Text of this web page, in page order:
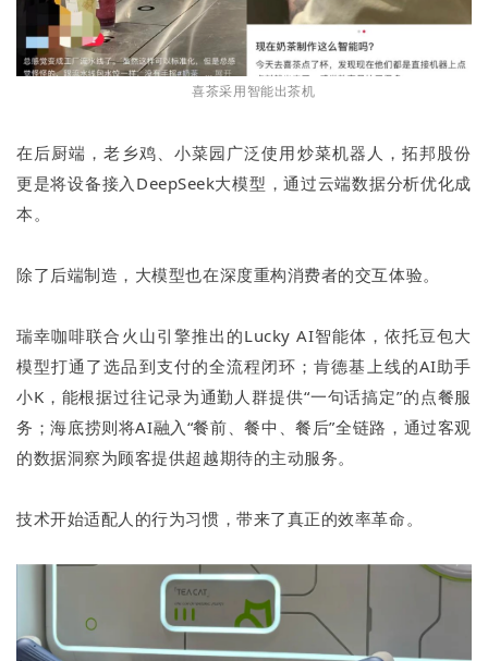
喜茶采用智能出茶机
在后厨端，老乡鸡、小菜园广泛使用炒菜机器人，拓邦股份
更是将设备接入DeepSeek大模型，通过云端数据分析优化成
本。
除了后端制造，大模型也在深度重构消费者的交互体验。
瑞幸咖啡联合火山引擎推出的Lucky AI智能体，依托豆包大
模型打通了选品到支付的全流程闭环；肯德基上线的AI助手
小K，能根据过往记录为通勤人群提供“一句话搞定”的点餐服
务；海底捞则将AI融入“餐前、餐中、餐后”全链路，通过客观
的数据洞察为顾客提供超越期待的主动服务。
技术开始适配人的行为习惯，带来了真正的效率革命。